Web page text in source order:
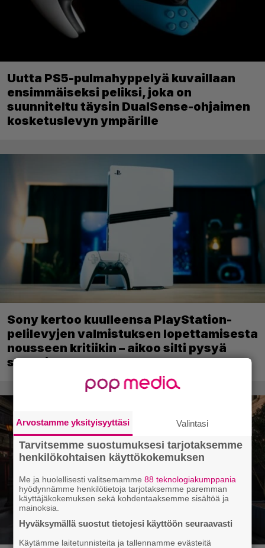
Uutta PS5-pulmahyppelyä kuvaillaan
ensimmäiseksi peliksi, joka on
suunniteltu täysin DualSense-ohjaimen
kosketuslevyn ympärille
Sony kertoo kuulleensa PlayStation-
pelilevyjen valmistuksen lopettamisesta
nousseen kritiikin – aikoo silti pysyä
suunnitelmassaan
Arvostamme yksityisyyttäsi Valintasi
Tarvitsemme suostumuksesi tarjotaksemme
henkilökohtaisen käyttökokemuksen
Me ja huolellisesti valitsemamme88 teknologiakumppania
hyödynnämme henkilötietoja tarjotaksemme paremman
käyttäjäkokemuksen sekä kohdentaaksemme sisältöä ja
mainoksia.
Hyväksymällä suostut tietojesi käyttöön seuraavasti
Käytämme laitetunnisteita ja tallennamme evästeitä